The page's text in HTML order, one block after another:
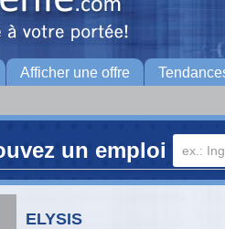
Afficher une offre
un emploi
ELYSIS